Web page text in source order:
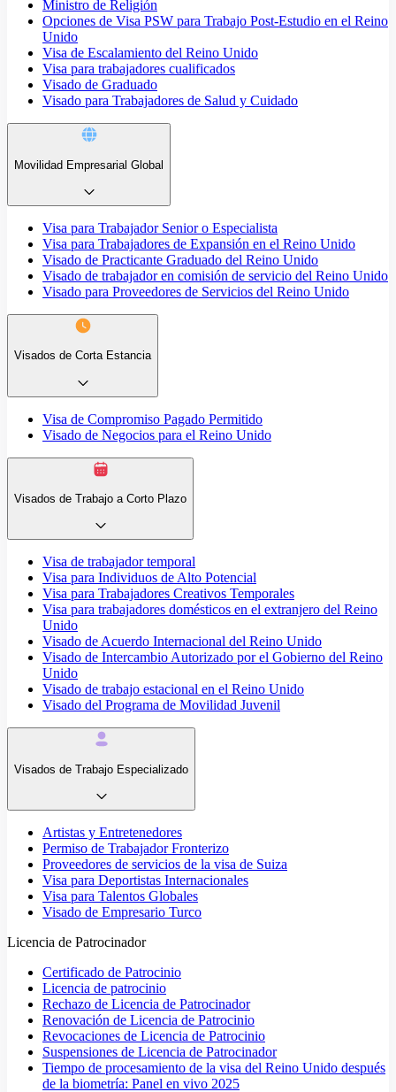
Ministro de Religión
Opciones de Visa PSW para Trabajo Post-Estudio en el Reino
Unido
Visa de Escalamiento del Reino Unido
Visa para trabajadores cualificados
Visado de Graduado
Visado para Trabajadores de Salud y Cuidado
Movilidad Empresarial Global
Visa para Trabajador Senior o Especialista
Visa para Trabajadores de Expansión en el Reino Unido
Visado de Practicante Graduado del Reino Unido
Visado de trabajador en comisión de servicio del Reino Unido
Visado para Proveedores de Servicios del Reino Unido
Visados de Corta Estancia
Visa de Compromiso Pagado Permitido
Visado de Negocios para el Reino Unido
Visados de Trabajo a Corto Plazo
Visa de trabajador temporal
Visa para Individuos de Alto Potencial
Visa para Trabajadores Creativos Temporales
Visa para trabajadores domésticos en el extranjero del Reino
Unido
Visado de Acuerdo Internacional del Reino Unido
Visado de Intercambio Autorizado por el Gobierno del Reino
Unido
Visado de trabajo estacional en el Reino Unido
Visado del Programa de Movilidad Juvenil
Visados de Trabajo Especializado
Artistas y Entretenedores
Permiso de Trabajador Fronterizo
Proveedores de servicios de la visa de Suiza
Visa para Deportistas Internacionales
Visa para Talentos Globales
Visado de Empresario Turco
Licencia de Patrocinador
Certificado de Patrocinio
Licencia de patrocinio
Rechazo de Licencia de Patrocinador
Renovación de Licencia de Patrocinio
Revocaciones de Licencia de Patrocinio
Suspensiones de Licencia de Patrocinador
Tiempo de procesamiento de la visa del Reino Unido después
de la biometría: Panel en vivo 2025